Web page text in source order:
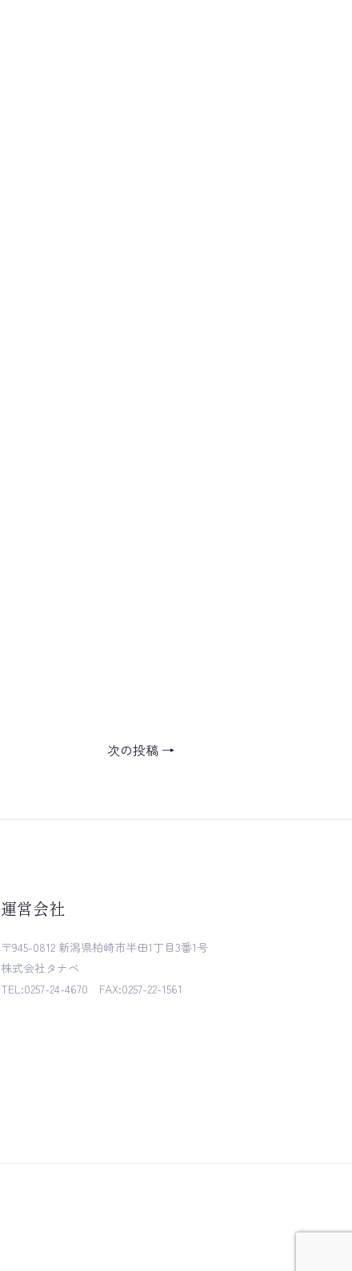
次の投稿 →
運営会社
〒945-0812 新潟県柏崎市半田1丁目3番1号
株式会社タナベ
TEL:0257-24-4670 FAX:0257-22-1561